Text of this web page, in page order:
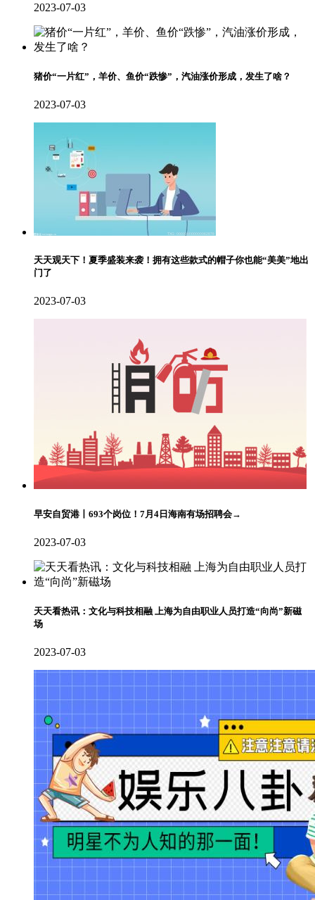
2023-07-03
猪价“一片红”，羊价、鱼价“跌惨”，汽油涨价形成，发生了啥？
2023-07-03
天天观天下！夏季盛装来袭！拥有这些款式的帽子你也能“美美”地出
门了
2023-07-03
早安自贸港丨693个岗位！7月4日海南有场招聘会→
2023-07-03
天天看热讯：文化与科技相融 上海为自由职业人员打造“向尚”新磁
场
2023-07-03